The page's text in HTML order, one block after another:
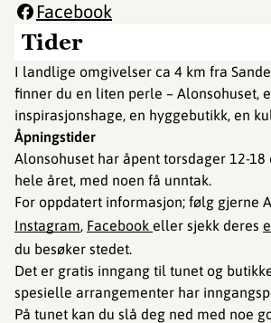
Tider
I landlige omgivelser ca 4 km fra
finner du en liten perle – Alonsohuset,
inspirasjonshage, en hyggebutikk, en
Åpningstider
Alonsohuset har åpent torsdager 12-18
hele året, med noen få unntak.
For oppdatert informasjon; følg gjerne
Instagram, Facebook eller sjekk deres
du besøker stedet.
Det er gratis inngang til tunet og
spesielle arrangementer har
På tunet kan du slå deg ned med noe
Facebook